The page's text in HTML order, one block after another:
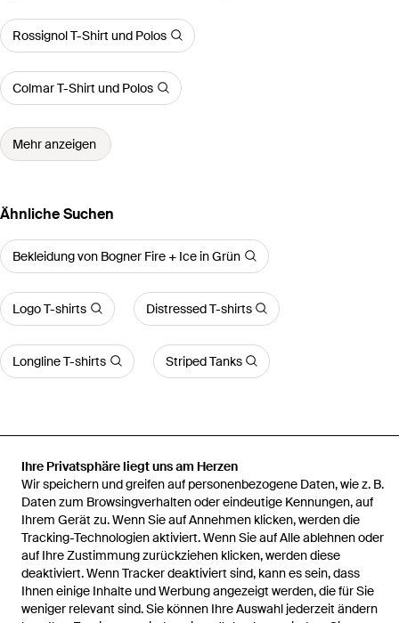
Ihre Privatsphäre liegt uns am Herzen
Wir speichern und greifen auf personenbezogene Daten, wie z. B.
Daten zum Browsingverhalten oder eindeutige Kennungen, auf
Ihrem Gerät zu. Wenn Sie auf Annehmen klicken, werden die
Tracking-Technologien aktiviert. Wenn Sie auf Alle ablehnen oder
auf Ihre Zustimmung zurückziehen klicken, werden diese
deaktiviert. Wenn Tracker deaktiviert sind, kann es sein, dass
Ihnen einige Inhalte und Werbung angezeigt werden, die für Sie
weniger relevant sind. Sie können Ihre Auswahl jederzeit ändern
Rossignol T-Shirt und Polos
Colmar T-Shirt und Polos
Mehr anzeigen
Ähnliche Suchen
Bekleidung von Bogner Fire + Ice in Grün
Logo T-shirts Distressed T-shirts
Longline T-shirts Striped Tanks
Startseite Herren T-Shirt und Polos
Bogner Fire + Ice T-Shirt und
Polos
T-Shirt Mick Für Herren
Hilfe und Informationen